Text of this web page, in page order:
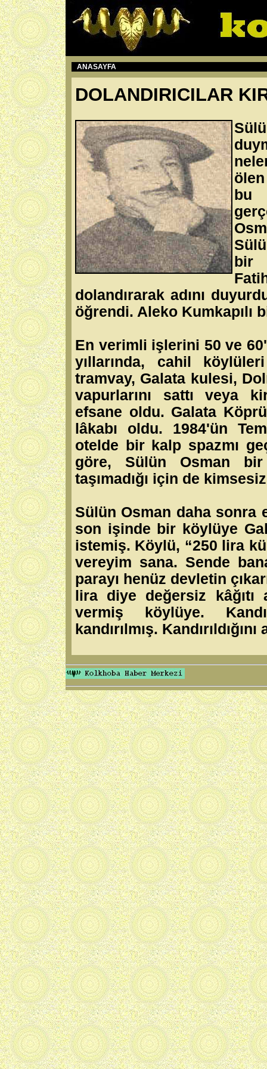
ANASAYFA
DOLANDIRICILAR
bu
bir
dolandırarak adını
öğrendi. Aleko Kumkapılı
En verimli işlerini 50 ve
yıllarında, cahil
tramvay, Galata kulesi,
vapurlarını sattı veya
efsane oldu. Galata
lâkabı oldu. 1984'ün
otelde bir kalp spazmı
göre, Sülün Osman
taşımadığı için de
Sülün Osman daha sonra
son işinde bir köylüye
istemiş. Köylü, “250 lira
vereyim sana. Sende
parayı henüz devletin
lira diye değersiz
vermiş köylüye.
kandırılmış.